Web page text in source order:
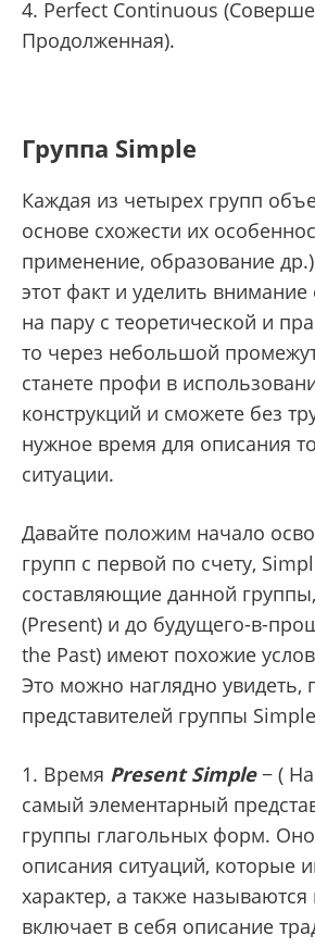
4. Perfect Continuous
Продолженная).
Группа Simple
Каждая из четырех групп
основе схожести их
применение, образование
этот факт и уделить
на пару с теоретической и
то через небольшой
станете профи в
конструкций и сможете без
нужное время для описания
ситуации.
Давайте положим начало
групп с первой по счету,
составляющие данной
(Present) и до будущего-в-
the Past) имеют похожие
Это можно наглядно увидеть,
представителей группы
1. Время Present Simple− (
самый элементарный
группы глагольных форм. Оно
описания ситуаций, которые
характер, а также
включает в себя описание